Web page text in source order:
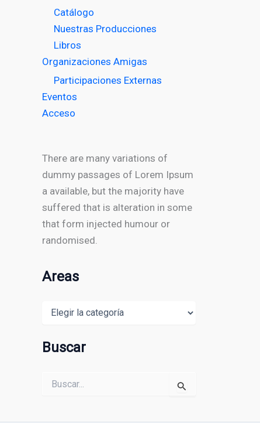
Catálogo
Nuestras Producciones
Libros
Organizaciones Amigas
Participaciones Externas
Eventos
Acceso
There are many variations of
dummy passages of Lorem Ipsum
a available, but the majority have
suffered that is alteration in some
that form injected humour or
randomised.
Areas
Buscar
por: